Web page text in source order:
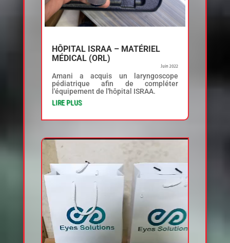
HÔPITAL ISRAA – MATÉRIEL
MÉDICAL (ORL)
Juin 2022
Amani a acquis un laryngoscope
pédiatrique afin de compléter
l'équipement de l'hôpital ISRAA.
LIRE PLUS
Lecteur
vidéo